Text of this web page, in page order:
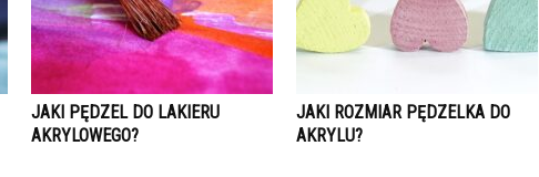
JAKI PĘDZEL DO LAKIERU
AKRYLOWEGO?
JAKI ROZMIAR PĘDZELKA DO
AKRYLU?